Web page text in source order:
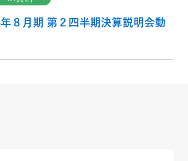
年８月期 第２四半期決算説明会動